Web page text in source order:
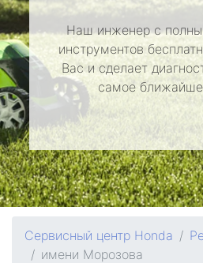
Наш инженер с
инструментов
Вас и сделает
самое
Сервисный центр Honda
имени Морозова